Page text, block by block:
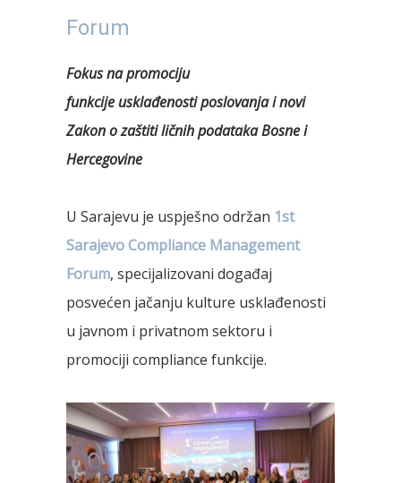
Forum
Fokus napromociju
funkcije usklađenostiposlovanja inovi
Zakon o zaštiti ličnih podatakaBosne i
Hercegovine
U Sarajevu je uspješno održan 1st
Sarajevo Compliance Management
Forum, specijalizovani događaj
posvećen jačanju kulture usklađenosti
u javnom i privatnom sektoru i
promociji compliance funkcije.